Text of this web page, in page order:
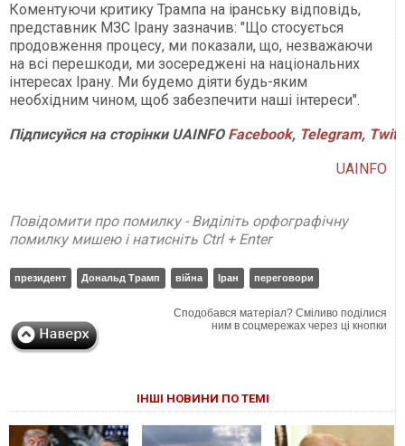
Коментуючи критику Трампа на іранську відповідь,
представник МЗС Ірану зазначив: "Що стосується
продовження процесу, ми показали, що, незважаючи
на всі перешкоди, ми зосереджені на національних
інтересах Ірану. Ми будемо діяти будь-яким
необхідним чином, щоб забезпечити наші інтереси".
ПідписуйсянасторінкиUAINFO Facebook, Telegram,
UAINFO
Повідомити про помилку - Виділіть орфографічну
помилку мишею і натисніть Ctrl + Enter
президент Дональд Трамп війна Іран переговори
Сподобався матеріал? Сміливо поділися
ним в соцмережах через ці кнопки
ІНШІ НОВИНИ ПО ТЕМІ